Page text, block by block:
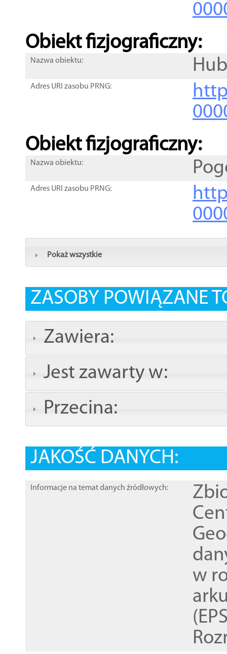
Obiekt fizjograficzny:
Nazwa obiektu:
Adres URI zasobu PRNG:
Obiekt fizjograficzny:
Nazwa obiektu:
Adres URI zasobu PRNG:
Pokaż wszystkie
ZASOBY POWIĄZANE
Zawiera:
Jest zawarty w:
Przecina:
JAKOŚĆ DANYCH:
Informacje na temat danych źródłowych:
w